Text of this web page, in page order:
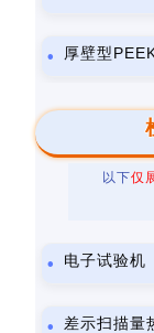
厚壁型
以下仅
电子试验机
差示扫描量